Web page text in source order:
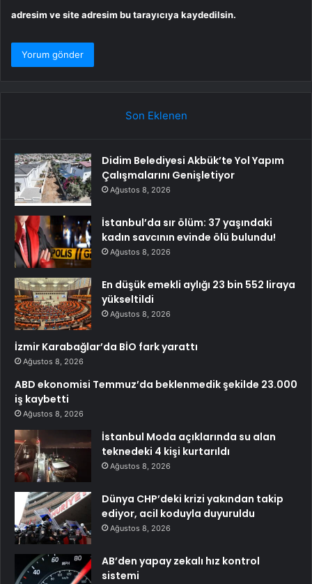
adresim ve site adresim bu tarayıcıya kaydedilsin.
Son Eklenen
Didim Belediyesi Akbük’te Yol Yapım
Çalışmalarını Genişletiyor
Ağustos 8, 2026
İstanbul’da sır ölüm: 37 yaşındaki
kadın savcının evinde ölü bulundu!
Ağustos 8, 2026
En düşük emekli aylığı 23 bin 552 liraya
yükseltildi
Ağustos 8, 2026
İzmir Karabağlar’da BİO fark yarattı
Ağustos 8, 2026
ABD ekonomisi Temmuz’da beklenmedik şekilde 23.000
iş kaybetti
Ağustos 8, 2026
İstanbul Moda açıklarında su alan
teknedeki 4 kişi kurtarıldı
Ağustos 8, 2026
Dünya CHP’deki krizi yakından takip
ediyor, acil koduyla duyuruldu
Ağustos 8, 2026
AB’den yapay zekalı hız kontrol
sistemi